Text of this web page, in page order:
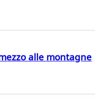
alle montagne